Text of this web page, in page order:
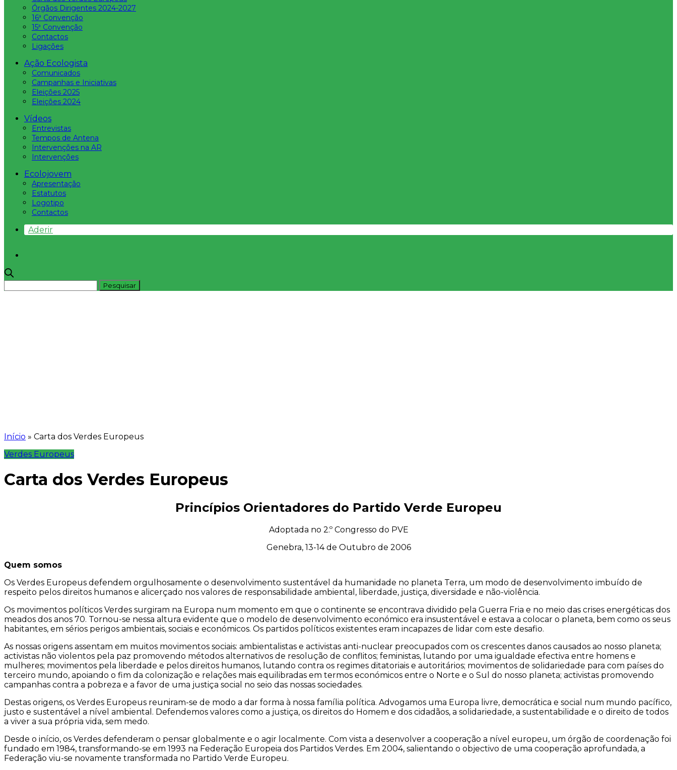
Órgãos Dirigentes 2024-2027
16ª Convenção
15ª Convenção
Contactos
Ligações
Ação Ecologista
Comunicados
Campanhas e Iniciativas
Eleições 2025
Eleições 2024
Vídeos
Entrevistas
Tempos de Antena
Intervenções na AR
Intervenções
Ecolojovem
Apresentação
Estatutos
Logotipo
Contactos
Aderir
Início » Carta dos Verdes Europeus
Verdes Europeus
Carta dos Verdes Europeus
Princípios Orientadores do Partido Verde Europeu
Adoptada no 2.º Congresso do PVE
Genebra, 13-14 de Outubro de 2006
Quem somos
Os Verdes Europeus defendem orgulhosamente o desenvolvimento sustentável da humanidade no planeta Terra, um modo de desenvolvimento imbuído de
respeito pelos direitos humanos e alicerçado nos valores de responsabilidade ambiental, liberdade, justiça, diversidade e não-violência.
Os movimentos políticos Verdes surgiram na Europa num momento em que o continente se encontrava dividido pela Guerra Fria e no meio das crises energéticas dos
meados dos anos 70. Tornou-se nessa altura evidente que o modelo de desenvolvimento económico era insustentável e estava a colocar o planeta, bem como os seus
habitantes, em sérios perigos ambientais, sociais e económicos. Os partidos políticos existentes eram incapazes de lidar com este desafio.
As nossas origens assentam em muitos movimentos sociais: ambientalistas e activistas anti-nuclear preocupados com os crescentes danos causados ao nosso planeta;
activistas não violentos pela paz promovendo métodos alternativos de resolução de conflitos; feministas, lutando por uma igualdade efectiva entre homens e
mulheres; movimentos pela liberdade e pelos direitos humanos, lutando contra os regimes ditatoriais e autoritários; movimentos de solidariedade para com países do
terceiro mundo, apoiando o fim da colonização e relações mais equilibradas em termos económicos entre o Norte e o Sul do nosso planeta; activistas promovendo
campanhas contra a pobreza e a favor de uma justiça social no seio das nossas sociedades.
Destas origens, os Verdes Europeus reuniram-se de modo a dar forma à nossa família política. Advogamos uma Europa livre, democrática e social num mundo pacífico,
justo e sustentável a nível ambiental. Defendemos valores como a justiça, os direitos do Homem e dos cidadãos, a solidariedade, a sustentabilidade e o direito de todos
a viver a sua própria vida, sem medo.
Desde o início, os Verdes defenderam o pensar globalmente e o agir localmente. Com vista a desenvolver a cooperação a nível europeu, um órgão de coordenação foi
fundado em 1984, transformando-se em 1993 na Federação Europeia dos Partidos Verdes. Em 2004, salientando o objectivo de uma cooperação aprofundada, a
Federação viu-se novamente transformada no Partido Verde Europeu.